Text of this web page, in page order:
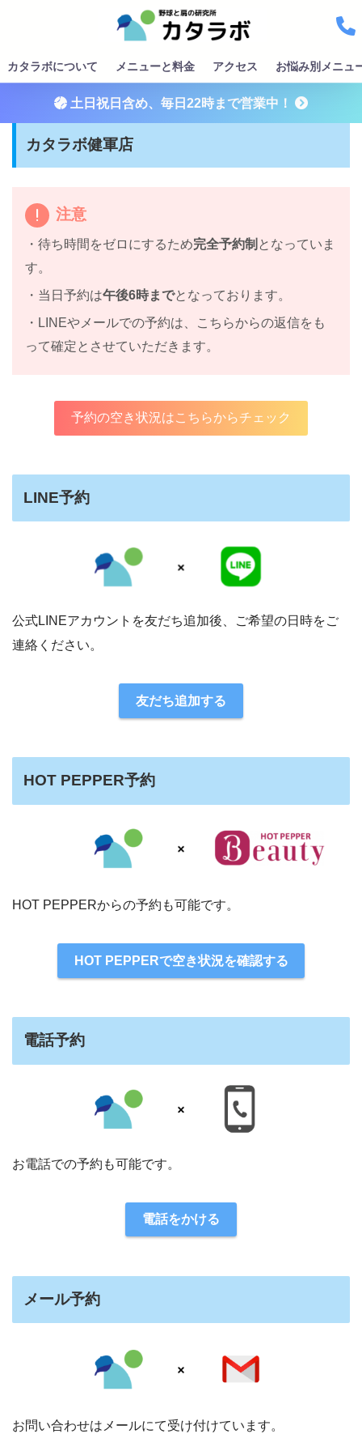
カタラボについて メニューと料金 アクセス お悩み別メニュ
土日祝日含め、毎日22時まで営業中！
カタラボ健軍店
注意
・待ち時間をゼロにするため完全予約制 となっていま
す。
・当日予約は午後6時までとなっております。
・LINEやメールでの予約は、こちらからの返信をも
って確定とさせていただきます。
予約の空き状況はこちらからチェック
LINE予約
公式LINEアカウントを友だち追加後、ご希望の日時をご
連絡ください。
友だち追加する
HOT PEPPER予約
HOT PEPPERからの予約も可能です。
HOT PEPPERで空き状況を確認する
電話予約
お電話での予約も可能です。
電話をかける
メール予約
お問い合わせはメールにて受け付けています。